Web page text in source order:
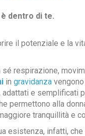
dentro di te.
il potenziale e la
sé respirazione,
in gravidanza
e semplificati
permettono alla
tranquillità e
esistenza, infatti, che